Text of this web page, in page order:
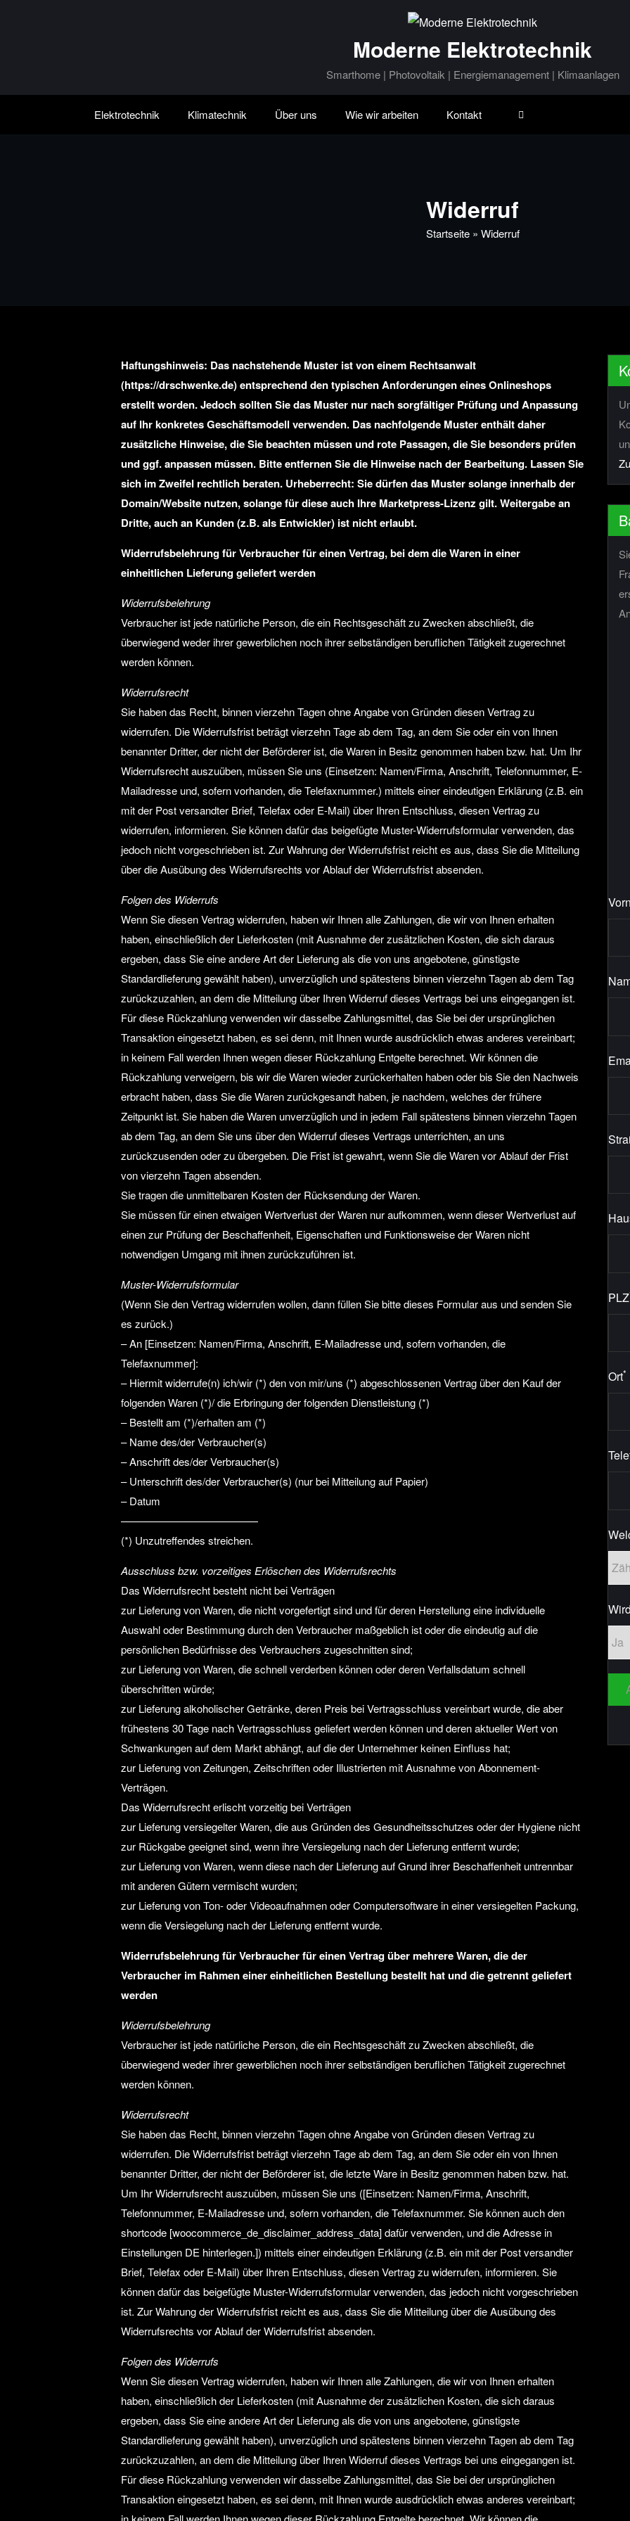
Moderne Elektrotechnik
Smarthome | Photovoltaik | Energiemanagement | Klimaanlagen
Elektrotechnik Klimatechnik Über uns Wie wir arbeiten Kontakt
Widerruf
Startseite» Widerruf
Haftungshinweis: Das nachstehende Muster ist von einem Rechtsanwalt
(https://drschwenke.de) entsprechend den typischen Anforderungen eines Onlineshops
erstellt worden. Jedoch sollten Sie das Muster nur nach sorgfältiger Prüfung und Anpassung
auf Ihr konkretes Geschäftsmodell verwenden. Das nachfolgende Muster enthält daher
zusätzliche Hinweise, die Sie beachten müssen und rote Passagen, die Sie besonders prüfen
und ggf. anpassen müssen. Bitte entfernen Sie die Hinweise nach der Bearbeitung. Lassen Sie
sich im Zweifel rechtlich beraten. Urheberrecht: Sie dürfen das Muster solange innerhalb der
Domain/Website nutzen, solange für diese auch Ihre Marketpress-Lizenz gilt. Weitergabe an
Dritte, auch an Kunden (z.B. als Entwickler) ist nicht erlaubt.
Widerrufsbelehrung für Verbraucher für einen Vertrag, bei dem die Waren in einer
einheitlichen Lieferung geliefert werden
Widerrufsbelehrung
Verbraucher ist jede natürliche Person, die ein Rechtsgeschäft zu Zwecken abschließt, die
überwiegend weder ihrer gewerblichen noch ihrer selbständigen beruflichen Tätigkeit zugerechnet
werden können.
Widerrufsrecht
Sie haben das Recht, binnen vierzehn Tagen ohne Angabe von Gründen diesen Vertrag zu
widerrufen. Die Widerrufsfrist beträgt vierzehn Tage ab dem Tag, an dem Sie oder ein von Ihnen
benannter Dritter, der nicht der Beförderer ist, die Waren in Besitz genommen haben bzw. hat. Um Ihr
Widerrufsrecht auszuüben, müssen Sie uns (Einsetzen: Namen/Firma, Anschrift, Telefonnummer, E-
Mailadresse und, sofern vorhanden, die Telefaxnummer.) mittels einer eindeutigen Erklärung (z.B. ein
mit der Post versandter Brief, Telefax oder E-Mail) über Ihren Entschluss, diesen Vertrag zu
widerrufen, informieren. Sie können dafür das beigefügte Muster-Widerrufsformular verwenden, das
jedoch nicht vorgeschrieben ist. Zur Wahrung der Widerrufsfrist reicht es aus, dass Sie die Mitteilung
über die Ausübung des Widerrufsrechts vor Ablauf der Widerrufsfrist absenden.
Folgen des Widerrufs
Wenn Sie diesen Vertrag widerrufen, haben wir Ihnen alle Zahlungen, die wir von Ihnen erhalten
haben, einschließlich der Lieferkosten (mit Ausnahme der zusätzlichen Kosten, die sich daraus
ergeben, dass Sie eine andere Art der Lieferung als die von uns angebotene, günstigste
Standardlieferung gewählt haben), unverzüglich und spätestens binnen vierzehn Tagen ab dem Tag
zurückzuzahlen, an dem die Mitteilung über Ihren Widerruf dieses Vertrags bei uns eingegangen ist.
Für diese Rückzahlung verwenden wir dasselbe Zahlungsmittel, das Sie bei der ursprünglichen
Transaktion eingesetzt haben, es sei denn, mit Ihnen wurde ausdrücklich etwas anderes vereinbart;
in keinem Fall werden Ihnen wegen dieser Rückzahlung Entgelte berechnet. Wir können die
Rückzahlung verweigern, bis wir die Waren wieder zurückerhalten haben oder bis Sie den Nachweis
erbracht haben, dass Sie die Waren zurückgesandt haben, je nachdem, welches der frühere
Zeitpunkt ist. Sie haben die Waren unverzüglich und in jedem Fall spätestens binnen vierzehn Tagen
ab dem Tag, an dem Sie uns über den Widerruf dieses Vertrags unterrichten, an uns
zurückzusenden oder zu übergeben. Die Frist ist gewahrt, wenn Sie die Waren vor Ablauf der Frist
von vierzehn Tagen absenden.
Sie tragen die unmittelbaren Kosten der Rücksendung der Waren.
Sie müssen für einen etwaigen Wertverlust der Waren nur aufkommen, wenn dieser Wertverlust auf
einen zur Prüfung der Beschaffenheit, Eigenschaften und Funktionsweise der Waren nicht
notwendigen Umgang mit ihnen zurückzuführen ist.
Muster-Widerrufsformular
(Wenn Sie den Vertrag widerrufen wollen, dann füllen Sie bitte dieses Formular aus und senden Sie
es zurück.)
– An [Einsetzen: Namen/Firma, Anschrift, E-Mailadresse und, sofern vorhanden, die
Telefaxnummer]:
– Hiermit widerrufe(n) ich/wir (*) den von mir/uns (*) abgeschlossenen Vertrag über den Kauf der
folgenden Waren (*)/ die Erbringung der folgenden Dienstleistung (*)
– Bestellt am (*)/erhalten am (*)
– Name des/der Verbraucher(s)
– Anschrift des/der Verbraucher(s)
– Unterschrift des/der Verbraucher(s) (nur bei Mitteilung auf Papier)
– Datum
—————————————
(*) Unzutreffendes streichen.
Ausschluss bzw. vorzeitiges Erlöschen des Widerrufsrechts
Das Widerrufsrecht besteht nicht bei Verträgen
zur Lieferung von Waren, die nicht vorgefertigt sind und für deren Herstellung eine individuelle
Auswahl oder Bestimmung durch den Verbraucher maßgeblich ist oder die eindeutig auf die
persönlichen Bedürfnisse des Verbrauchers zugeschnitten sind;
zur Lieferung von Waren, die schnell verderben können oder deren Verfallsdatum schnell
überschritten würde;
zur Lieferung alkoholischer Getränke, deren Preis bei Vertragsschluss vereinbart wurde, die aber
frühestens 30 Tage nach Vertragsschluss geliefert werden können und deren aktueller Wert von
Schwankungen auf dem Markt abhängt, auf die der Unternehmer keinen Einfluss hat;
zur Lieferung von Zeitungen, Zeitschriften oder Illustrierten mit Ausnahme von Abonnement-
Verträgen.
Das Widerrufsrecht erlischt vorzeitig bei Verträgen
zur Lieferung versiegelter Waren, die aus Gründen des Gesundheitsschutzes oder der Hygiene nicht
zur Rückgabe geeignet sind, wenn ihre Versiegelung nach der Lieferung entfernt wurde;
zur Lieferung von Waren, wenn diese nach der Lieferung auf Grund ihrer Beschaffenheit untrennbar
mit anderen Gütern vermischt wurden;
zur Lieferung von Ton- oder Videoaufnahmen oder Computersoftware in einer versiegelten Packung,
wenn die Versiegelung nach der Lieferung entfernt wurde.
Widerrufsbelehrung für Verbraucher für einen Vertrag über mehrere Waren, die der
Verbraucher im Rahmen einer einheitlichen Bestellung bestellt hat und die getrennt geliefert
werden
Widerrufsbelehrung
Verbraucher ist jede natürliche Person, die ein Rechtsgeschäft zu Zwecken abschließt, die
überwiegend weder ihrer gewerblichen noch ihrer selbständigen beruflichen Tätigkeit zugerechnet
werden können.
Widerrufsrecht
Sie haben das Recht, binnen vierzehn Tagen ohne Angabe von Gründen diesen Vertrag zu
widerrufen. Die Widerrufsfrist beträgt vierzehn Tage ab dem Tag, an dem Sie oder ein von Ihnen
benannter Dritter, der nicht der Beförderer ist, die letzte Ware in Besitz genommen haben bzw. hat.
Um Ihr Widerrufsrecht auszuüben, müssen Sie uns ([Einsetzen: Namen/Firma, Anschrift,
Telefonnummer, E-Mailadresse und, sofern vorhanden, die Telefaxnummer. Sie können auch den
shortcode [woocommerce_de_disclaimer_address_data] dafür verwenden, und die Adresse in
Einstellungen DE hinterlegen.]) mittels einer eindeutigen Erklärung (z.B. ein mit der Post versandter
Brief, Telefax oder E-Mail) über Ihren Entschluss, diesen Vertrag zu widerrufen, informieren. Sie
können dafür das beigefügte Muster-Widerrufsformular verwenden, das jedoch nicht vorgeschrieben
ist. Zur Wahrung der Widerrufsfrist reicht es aus, dass Sie die Mitteilung über die Ausübung des
Widerrufsrechts vor Ablauf der Widerrufsfrist absenden.
Folgen des Widerrufs
Wenn Sie diesen Vertrag widerrufen, haben wir Ihnen alle Zahlungen, die wir von Ihnen erhalten
haben, einschließlich der Lieferkosten (mit Ausnahme der zusätzlichen Kosten, die sich daraus
ergeben, dass Sie eine andere Art der Lieferung als die von uns angebotene, günstigste
Standardlieferung gewählt haben), unverzüglich und spätestens binnen vierzehn Tagen ab dem Tag
zurückzuzahlen, an dem die Mitteilung über Ihren Widerruf dieses Vertrags bei uns eingegangen ist.
Für diese Rückzahlung verwenden wir dasselbe Zahlungsmittel, das Sie bei der ursprünglichen
Transaktion eingesetzt haben, es sei denn, mit Ihnen wurde ausdrücklich etwas anderes vereinbart;
PLZ
Ort*